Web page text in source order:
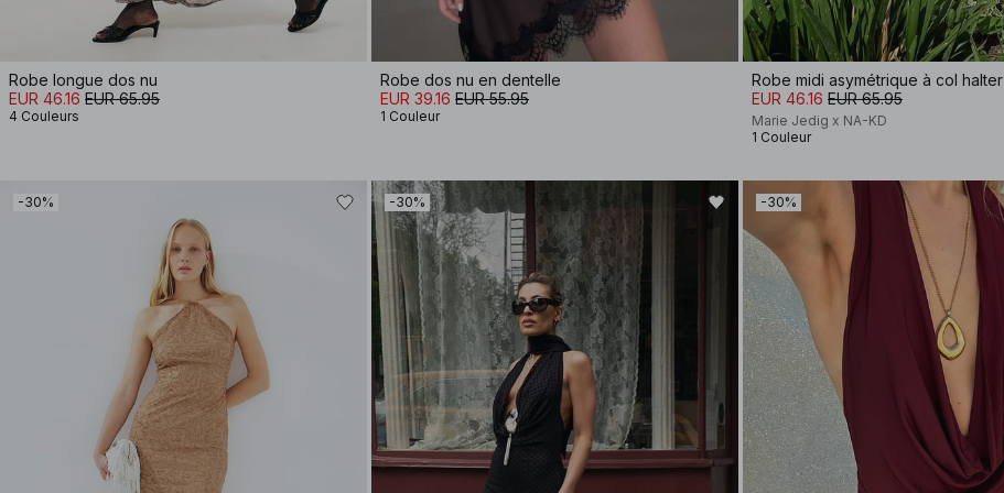
Robe longue dos nu
EUR 46.16 EUR 65.95
4 Couleurs
Robe dos nu en dentelle
EUR 39.16 EUR 55.95
1 Couleur
Robe midi asymétrique à col halter
EUR 46.16 EUR 65.95
Marie Jedig x NA-KD
1 Couleur
-30% -30% -30%